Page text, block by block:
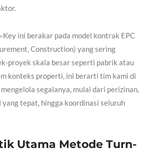
Key ini berakar pada model kontrak EPC
Construction) yang sering
proyek skala besar seperti pabrik atau
konteks properti, ini berarti tim kami di
segalanya, mulai dari perizinan,
tepat, hingga koordinasi seluruh
Utama Metode Turn-